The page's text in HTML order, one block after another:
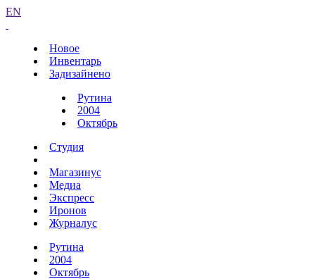
EN
Новое
Инвентарь
Задизайнено
Рутина
2004
Октябрь
Студия
Магазинус
Медиа
Экспресс
Иронов
Журналус
Рутина
2004
Октябрь